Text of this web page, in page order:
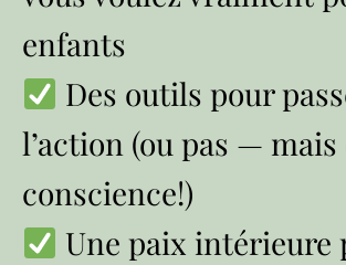
enfants
Des outils pour
l’action (ou pas — mais
conscience!)
Une paix intérieure